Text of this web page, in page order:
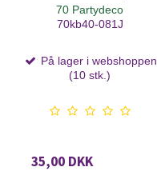
70 Partydeco
70kb40-081J
På lager i webshoppen
(10 stk.)
35,00 DKK